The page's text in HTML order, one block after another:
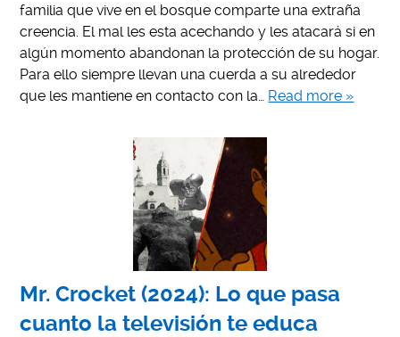
familia que vive en el bosque comparte una extraña
creencia. El mal les esta acechando y les atacará si en
algún momento abandonan la protección de su hogar.
Para ello siempre llevan una cuerda a su alrededor
que les mantiene en contacto con la… Read more »
Mr. Crocket (2024): Lo que pasa
cuanto la televisión te educa